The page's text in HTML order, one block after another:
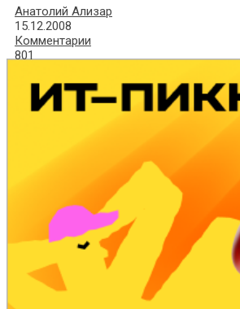
Анатолий Ализар
15.12.2008
Комментарии
801